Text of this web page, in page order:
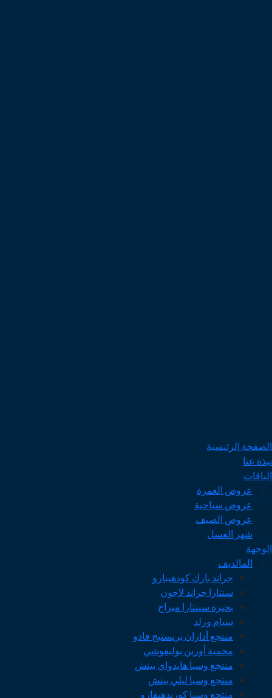
الصفحة الرئيسية
نبذة عنا
الباقات
عروض العمرة
عروض سياحية
عروض الصيف
شهر العسل
الوجهة
المالديف
جراند بارك كودهيبارو
سنتارا جراند لاجون
بحيرة سينتارا ميراج
سيام ورلد
منتجع أداران بريستيج فادو
محمية أوزين بوليفوشي
منتجع وسبا هايدواي بيتش
منتجع وسبا ليلي بيتش
منتجع وسبا كوريدهيفارو